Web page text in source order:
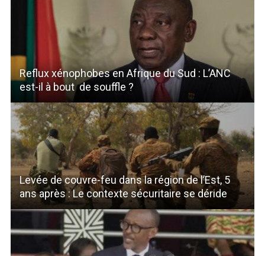
Reflux xénophobes en Afrique du Sud : L’ANC
est-il à bout de souffle ?
Levée de couvre-feu dans la région de l’Est, 5
ans après : Le contexte sécuritaire se déride